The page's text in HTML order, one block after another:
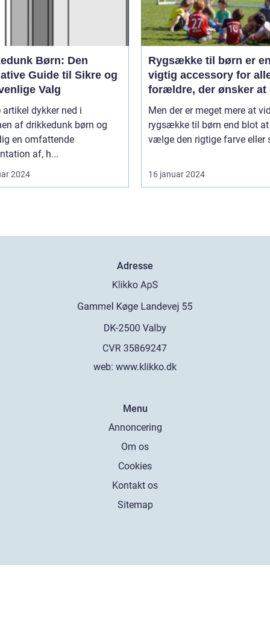
Børn: Den
Guide til Sikre og
Valg
artikel dykker ned i
af drikkedunk børn og
en omfattende
af, h...
2024
Rygsække til børn er
vigtig accessory for
forældre, der ønsker at
deres barns komfort og
sikkerhed, især når de
farten
Men der er meget mere at
rygsække til børn end blot at
vælge den rigtige farve eller
16 januar 2024
Adresse
web: www.klikko.dk
Menu
Annoncering
Om os
Cookies
Kontakt os
Sitemap